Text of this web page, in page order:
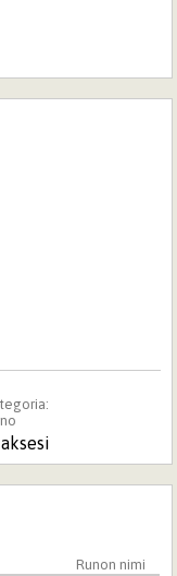
Runon nimi